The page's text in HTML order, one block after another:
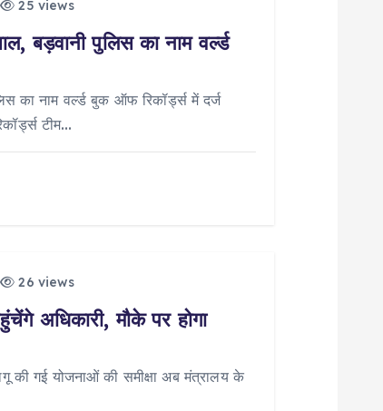
25 views
बड़वानी पुलिस का नाम वर्ल्ड
का नाम वर्ल्ड बुक ऑफ रिकॉर्ड्स में दर्ज
टीम…
26 views
अधिकारी, मौके पर होगा
गई योजनाओं की समीक्षा अब मंत्रालय के